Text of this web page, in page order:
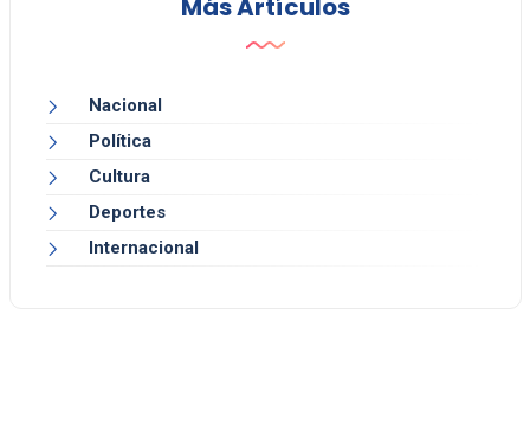
Más Artículos
Nacional
Política
Cultura
Deportes
Internacional